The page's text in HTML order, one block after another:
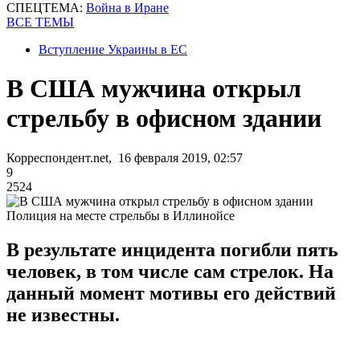
СПЕЦТЕМА: Война в Иране
ВСЕ ТЕМЫ
Вступление Украины в ЕС
В США мужчина открыл
стрельбу в офисном здании
Корреспондент.net, 16 февраля 2019, 02:57
9
2524
Полиция на месте стрельбы в Иллинойсе
В результате инцидента погибли пять
человек, в том числе сам стрелок. На
данный момент мотивы его действий
не известны.